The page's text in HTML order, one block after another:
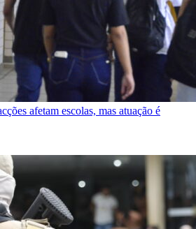
afetam escolas, mas atuação é